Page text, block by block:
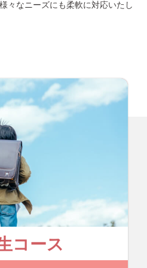
々なニーズにも柔軟に対応いたし
コース